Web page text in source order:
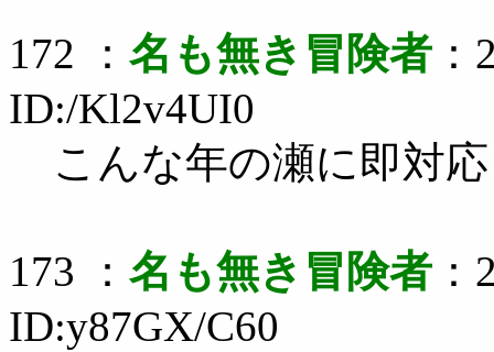
172 ： 名も無き冒険者
ID:/Kl2v4UI0
こんな年の瀬に即対
173 ： 名も無き冒険者
ID:y87GX/C60